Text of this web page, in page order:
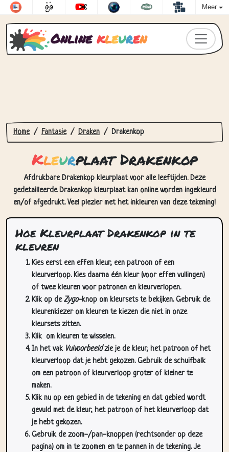
Meer
Online kleuren
Home Fantasie Draken Drakenkop
Kleurplaat Drakenkop
Afdrukbare Drakenkop kleurplaat voor alle leeftijden. Deze
gedetailleerde Drakenkop kleurplaat kan online worden ingekleurd
en/of afgedrukt. Veel plezier met het inkleuren van deze tekening!
Hoe Kleurplaat Drakenkop in te
kleuren
Kies eerst een effen kleur, een patroon of een
kleurverloop. Kies daarna één kleur (voor effen vullingen)
of twee kleuren voor patronen en kleurverlopen.
Klik op deZygo-knop om kleursets te bekijken. Gebruik de
kleurenkiezer om kleuren te kiezen die niet in onze
kleursets zitten.
Klik om kleuren te wisselen.
In het vak Vulvoorbeeldzie je de kleur, het patroon of het
kleurverloop dat je hebt gekozen. Gebruik de schuifbalk
om een patroon of kleurverloop groter of kleiner te
maken.
Klik nu op een gebied in de tekening en dat gebied wordt
gevuld met de kleur, het patroon of het kleurverloop dat
je hebt gekozen.
Gebruik de zoom-/pan-knoppen (rechtsonder op deze
pagina) om in te zoomen en te pannen in de tekening. Je